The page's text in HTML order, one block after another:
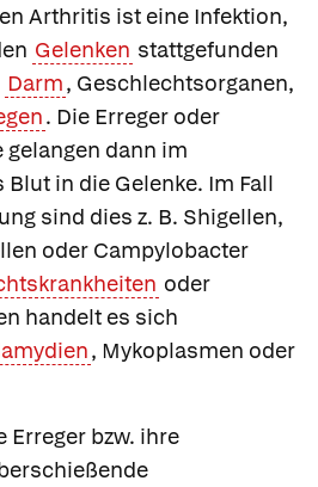
Arthritis ist eine Infektion,
Gelenken stattgefunden
Darm, Geschlechtsorganen,
. Die Erreger oder
dann im
in die Gelenke. Im Fall
sind dies z. B. Shigellen,
oder Campylobacter
oder
handelt es sich
, Mykoplasmen oder
Erreger bzw. ihre